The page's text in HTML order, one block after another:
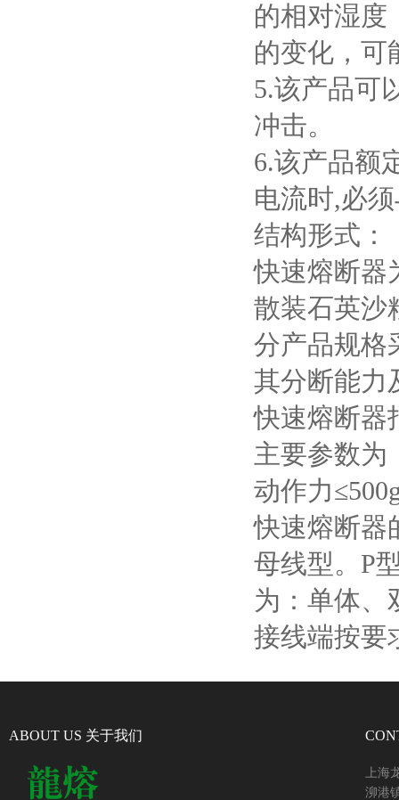
的相对湿度
的变化，可
5.该产品可
冲击。
6.该产品额
电流时,必
结构形式：
快速熔断器
散装石英沙
分产品规格
其分断能力
快速熔断器
主要参数为
动作力≤
快速熔断器
母线型。 P
为：单体、
接线端按要
ABOUT US 关于我们
上海
泖港